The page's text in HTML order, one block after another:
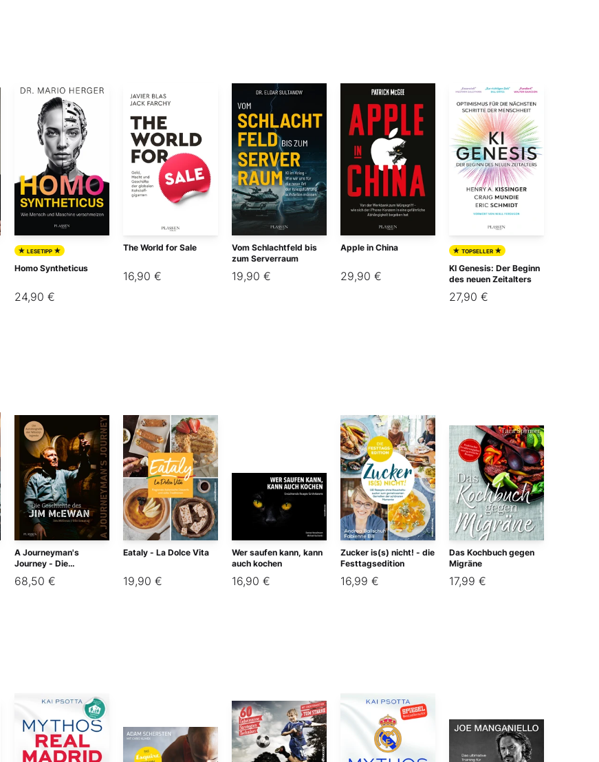
★ LESETIPP ★
Homo Syntheticus
24,90 €
The World for Sale
16,90 €
Vom Schlachtfeld bis
zum Serverraum
19,90 €
Apple in China
29,90 €
★ TOPSELLER ★
KI Genesis: Der Beginn
des neuen Zeitalters
27,90 €
A Journeyman's
Journey - Die
McEwan
68,50 €
Eataly - La Dolce Vita
19,90 €
Wer saufen kann, kann
auch kochen
16,90 €
Zucker is(s) nicht! - die
Festtagsedition
16,99 €
Das Kochbuch gegen
Migräne
17,99 €